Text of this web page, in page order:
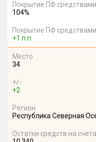
Покрытие ПФ средствами
104%
Покрытие ПФ средствами
+1 п.п.
Место
34
+/-
+2
Регион
Республика Северная
Остатки средств на